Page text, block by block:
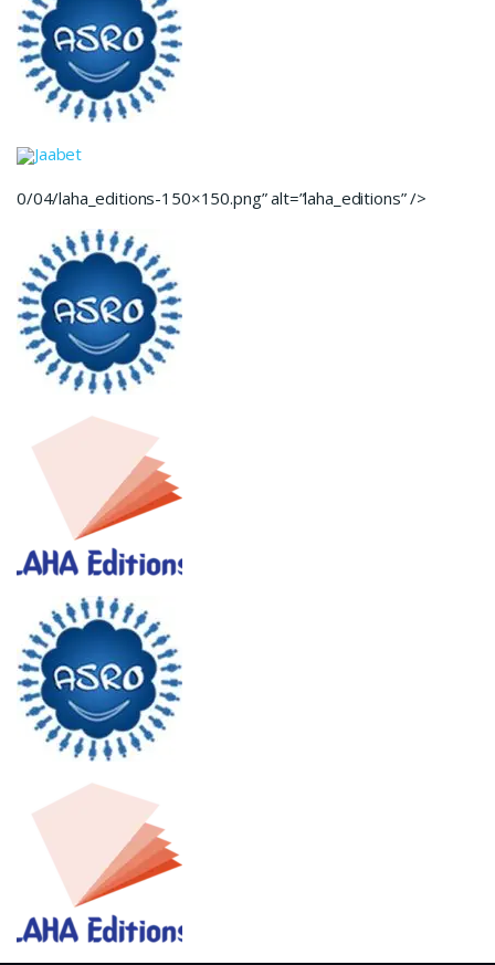
Jaabet
0/04/laha_editions-150×150.png” alt=”laha_editions” />